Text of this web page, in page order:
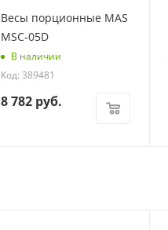
Весы порционные MAS
MSC-05D
В наличии
Код: 389481
8 782 руб.